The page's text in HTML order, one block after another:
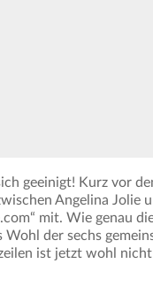
geeinigt! Kurz vor
Angelina Jolie
mit. Wie genau
Wohl der sechs
ist jetzt wohl